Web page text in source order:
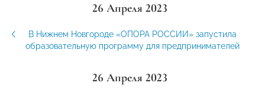
26 Апреля 2023
В Нижнем Новгороде «ОПОРА РОССИИ» запустила
образовательную программу для предпринимателей
26 Апреля 2023